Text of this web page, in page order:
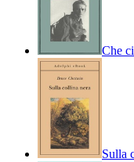
Che
Sulla